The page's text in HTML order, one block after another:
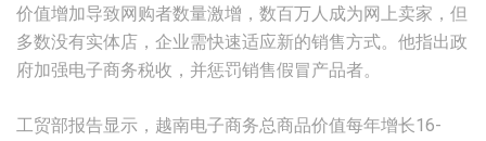
价值增加导致网购者数量激增，数百万人成为网上卖家，但
多数没有实体店，企业需快速适应新的销售方式。他指出政
府加强电子商务税收，并惩罚销售假冒产品者。
工贸部报告显示，越南电子商务总商品价值每年增长16-